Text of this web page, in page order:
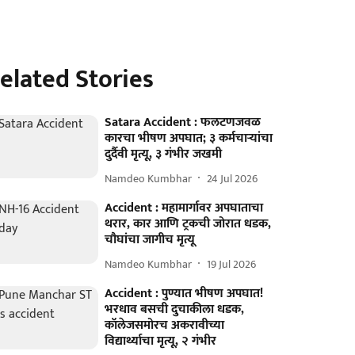
Stories
Satara Accident : फलटणजवळ
कारचा भीषण अपघात; ३ कर्मचाऱ्यांचा
दुर्दैवी मृत्यू, ३ गंभीर जखमी
Namdeo Kumbhar 24 Jul 2026
Accident : महामार्गावर अपघाताचा
थरार, कार आणि ट्रकची जोरात धडक,
चौघांचा जागीच मृत्यू
Namdeo Kumbhar 19 Jul 2026
Accident : पुण्यात भीषण अपघात!
भरधाव बसची दुचाकीला धडक,
कॉलेजसमोरच अकरावीच्या
विद्यार्थ्याचा मृत्यू, २ गंभीर